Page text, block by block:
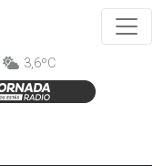
3,6ºC